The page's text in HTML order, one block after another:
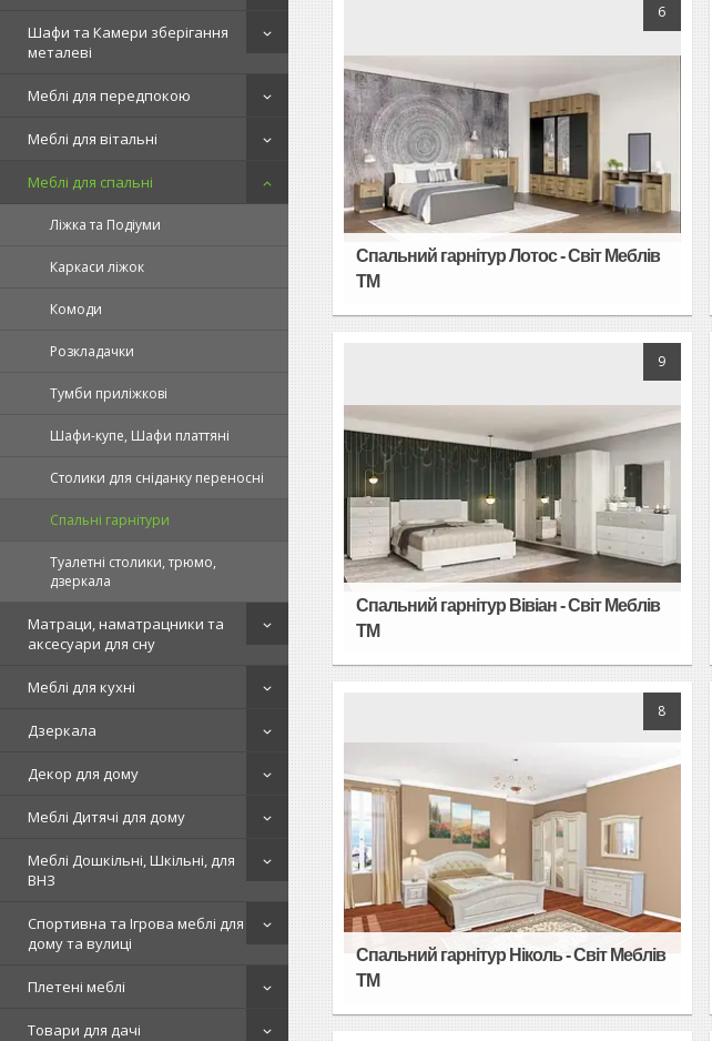
Шафи та Камери зберігання
металеві
Меблі для передпокою
Меблі для вітальні
Меблі для спальні
Ліжка та Подіуми
Каркаси ліжок
Комоди
Розкладачки
Тумби приліжкові
Шафи-купе, Шафи платтяні
Столики для сніданку переносні
Спальні гарнітури
Туалетні столики, трюмо,
дзеркала
Матраци, наматрацники та
аксесуари для сну
Меблі для кухні
Дзеркала
Декор для дому
Меблі Дитячі для дому
Меблі Дошкільні, Шкільні, для
ВНЗ
Спортивна та Ігрова меблі для
дому та вулиці
Плетені меблі
Товари для дачі
6
Спальний гарнітур Лотос - Світ Меблів
TM
9
Спальний гарнітур Вівіан - Світ Меблів
TM
8
Спальний гарнітур Ніколь - Світ Меблів
TM